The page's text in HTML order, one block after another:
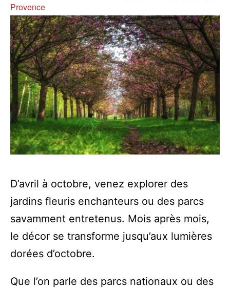
Provence
D’avril à octobre, venez explorer des
jardins fleuris enchanteurs ou des parcs
savamment entretenus. Mois après mois,
le décor se transforme jusqu’aux lumières
dorées d’octobre.
Que l’on parle des parcs nationaux ou des